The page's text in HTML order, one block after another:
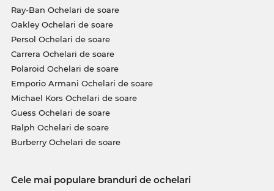
Ray-Ban Ochelari de soare
Oakley Ochelari de soare
Persol Ochelari de soare
Carrera Ochelari de soare
Polaroid Ochelari de soare
Emporio Armani Ochelari de soare
Michael Kors Ochelari de soare
Guess Ochelari de soare
Ralph Ochelari de soare
Burberry Ochelari de soare
Cele mai populare branduri de ochelari